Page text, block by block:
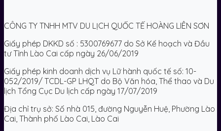
CÔNG TY TNHH MTV DU LỊCH QUỐC TẾ HOÀNG LIÊN SƠN
Giấy phép DKKD số : 5300769677 do Sở Kế hoạch và Đầu
tư Tỉnh Lào Cai cấp ngày 26/06/2019
Giấy phép kinh doanh dịch vụ Lữ hành quốc tế số: 10-
052/2019/ TCDL-GP LHQT do Bộ Văn hóa, Thể thao và Du
lịch Tổng Cục Du lịch cấp ngày 17/07/2019
Địa chỉ trụ sở: Số nhà 015, đường Nguyễn Huệ, Phường Lào
Cai, Thành phố Lào Cai, Lào Cai